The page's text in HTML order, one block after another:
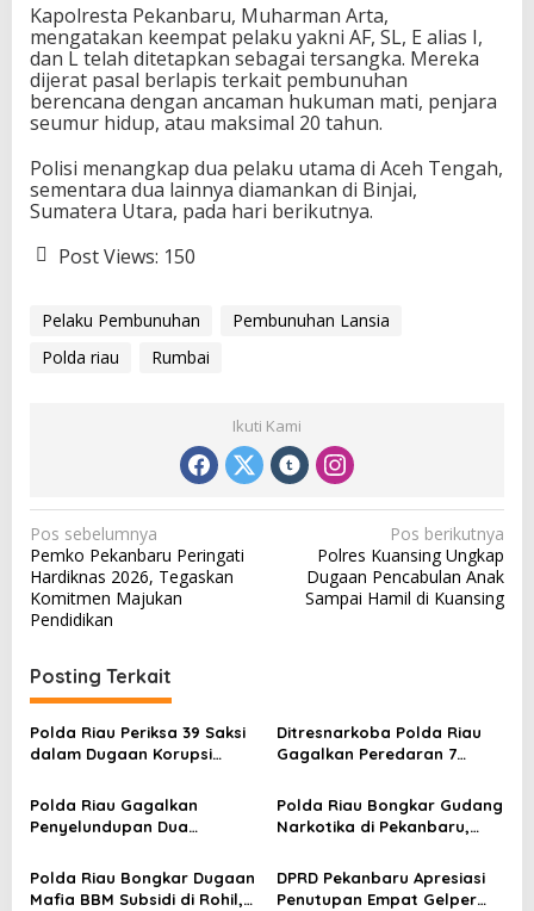
Kapolresta Pekanbaru, Muharman Arta,
mengatakan keempat pelaku yakni AF, SL, E alias I,
dan L telah ditetapkan sebagai tersangka. Mereka
dijerat pasal berlapis terkait pembunuhan
berencana dengan ancaman hukuman mati, penjara
seumur hidup, atau maksimal 20 tahun.
Polisi menangkap dua pelaku utama di Aceh Tengah,
sementara dua lainnya diamankan di Binjai,
Sumatera Utara, pada hari berikutnya.
Post Views: 150
Pelaku Pembunuhan
Pembunuhan Lansia
Polda riau
Rumbai
Ikuti Kami
N
a
v
i
g
a
s
i
p
o
s
Pos sebelumnya
Pemko Pekanbaru Peringati
Hardiknas 2026, Tegaskan
Komitmen Majukan
Pendidikan
Pos berikutnya
Polres Kuansing Ungkap
Dugaan Pencabulan Anak
Sampai Hamil di Kuansing
Posting Terkait
Polda Riau Periksa 39 Saksi
dalam Dugaan Korupsi
Rohil
Ditresnarkoba Polda Riau
Gagalkan Peredaran 7
Tiga Tersangka Ditangkap
Polda Riau Gagalkan
Penyelundupan Dua
SSK II Pekanbaru
Polda Riau Bongkar Gudang
Narkotika di Pekanbaru,
Puluhan Ribu Pil Ekstasi
Polda Riau Bongkar Dugaan
Mafia BBM Subsidi di Rohil,
DPRD Pekanbaru Apresiasi
Penutupan Empat Gelper